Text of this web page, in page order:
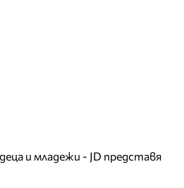
и младежи - JD представя